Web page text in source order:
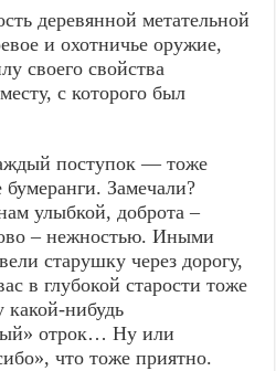
деревянной метательной
и охотничье оружие,
своего свойства
с которого был
поступок — тоже
бумеранги. Замечали?
улыбкой, доброта –
– нежностью. Иными
старушку через дорогу,
в глубокой старости тоже
какой-нибудь
отрок… Ну или
что тоже приятно.